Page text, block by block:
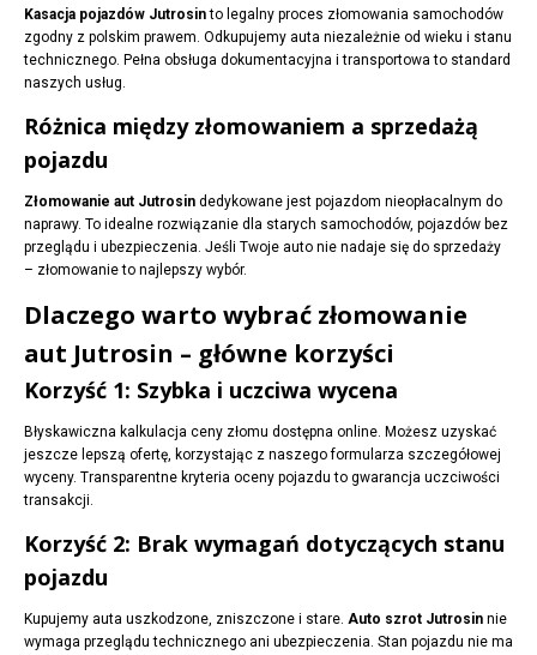
Kasacja pojazdów Jutrosinto legalny proces złomowania samochodów
zgodny z polskim prawem. Odkupujemy auta niezależnie od wieku i stanu
technicznego. Pełna obsługa dokumentacyjna i transportowa to standard
naszych usług.
Różnica między złomowaniem a sprzedażą
pojazdu
Złomowanie aut Jutrosin dedykowane jest pojazdom nieopłacalnym do
naprawy. To idealne rozwiązanie dla starych samochodów, pojazdów bez
przeglądu i ubezpieczenia. Jeśli Twoje auto nie nadaje się do sprzedaży
– złomowanie to najlepszy wybór.
Dlaczego warto wybrać złomowanie
aut Jutrosin – główne korzyści
Korzyść 1: Szybka i uczciwa wycena
Błyskawiczna kalkulacja ceny złomu dostępna online. Możesz uzyskać
jeszcze lepszą ofertę, korzystając z naszego formularza szczegółowej
wyceny. Transparentne kryteria oceny pojazdu to gwarancja uczciwości
transakcji.
Korzyść 2: Brak wymagań dotyczących stanu
pojazdu
Kupujemy auta uszkodzone, zniszczone i stare. Auto szrot Jutrosin nie
wymaga przeglądu technicznego ani ubezpieczenia. Stan pojazdu nie ma